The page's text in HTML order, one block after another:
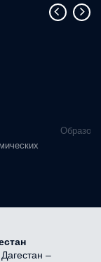
–